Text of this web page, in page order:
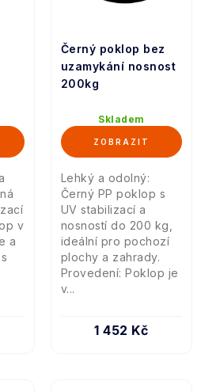
v
a
Černý poklop bez
uzamykání nosnost
200kg
Skladem
1 452 Kč
Lehký a odolný:
Černý PP poklop s
UV stabilizací a
nosností do 200 kg,
ideální pro pochozí
plochy a zahrady.
Provedení: Poklop je
v...